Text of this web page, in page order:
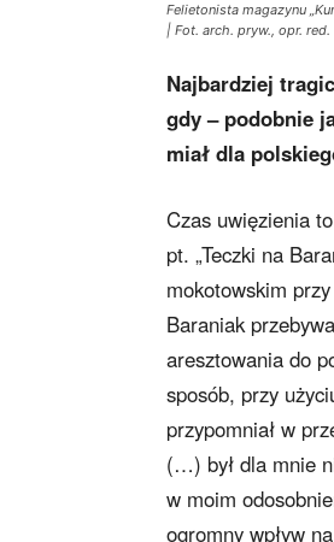
Felietonista magazynu
| Fot. arch. pryw., opr. red.
Najbardziej
gdy – podobnie
miał dla
Czas uwięzienia
pt. „Teczki na
mokotowskim
Baraniak
aresztowania do
sposób, przy
przypomniał w
(…) był dla mnie
w moim
ogromny wpływ